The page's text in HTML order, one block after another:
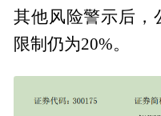
其他风险警示后，
限制仍为20%。